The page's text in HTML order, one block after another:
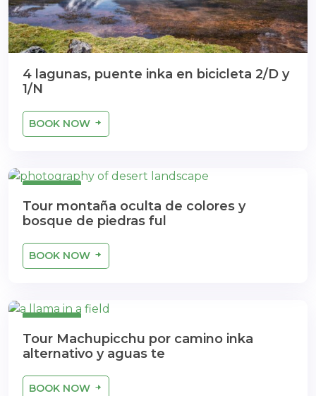
4 lagunas, puente inka en bicicleta 2/D y
1/N
BOOK NOW
Tour montaña oculta de colores y
bosque de piedras ful
BOOK NOW
Tour Machupicchu por camino inka
alternativo y aguas te
BOOK NOW